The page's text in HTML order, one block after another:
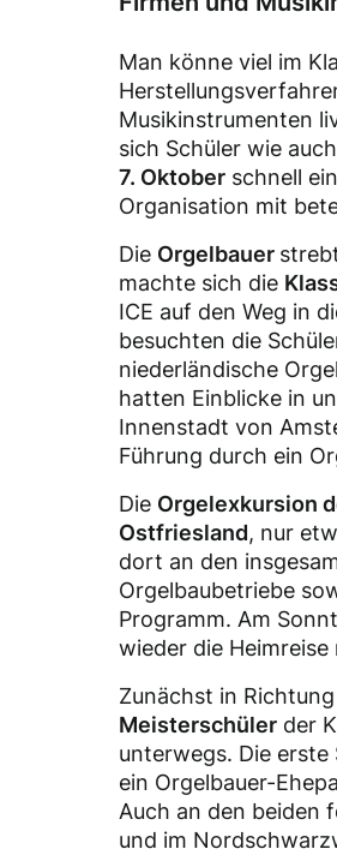
Man könne viel im
Musikinstrumenten
sich Schüler wie
7. Oktoberschnell
Organisation mit
Die Orgelbauer
machte sich die
ICE auf den Weg in
besuchten die
niederländische
hatten Einblicke in
Innenstadt von
Führung durch ein
Die Orgelexkursion
Ostfriesland, nur
dort an den
Orgelbaubetriebe
Programm. Am
wieder die
Zunächst in Richtung
Meisterschülerder
unterwegs. Die
ein Orgelbauer-
Auch an den beiden
und im